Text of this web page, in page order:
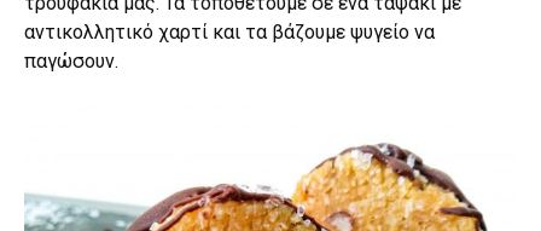
αντικολλητικό χαρτί και τα βάζουμε ψυγείο να
παγώσουν.